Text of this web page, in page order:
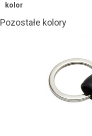
kolor
Pozostałe kolory